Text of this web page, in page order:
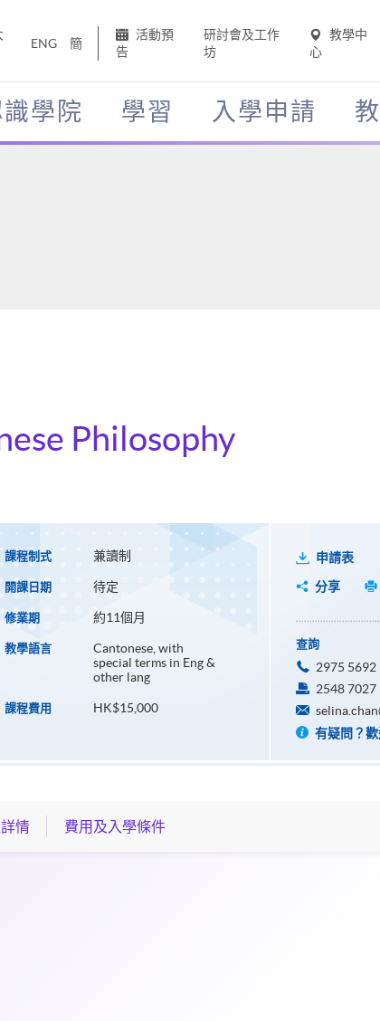
ENG 簡
活動預
告
研討會及工作
坊
教學中
心
學院 學習 入學申請
Philosophy
課程制式 兼讀制
開課日期 待定
修業期 約11個月
教學語言
Cantonese, with
special terms in Eng &
other lang
課程費用 HK$15,000
申請表
分享
查詢
2975 5692
2548 7027
有疑問？
情 費用及入學條件